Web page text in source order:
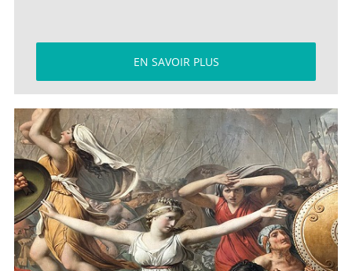
EN SAVOIR PLUS